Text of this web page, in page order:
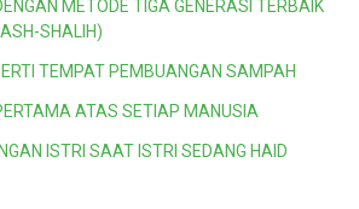
METODE TIGA GENERASI TERBAIK
SHALIH)
TEMPAT PEMBUANGAN SAMPAH
ATAS SETIAP MANUSIA
ISTRI SAAT ISTRI SEDANG HAID